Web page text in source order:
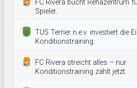
FC Rivera bucht Rehazentrum
Spieler.
TUS Terrier n.e.v. investiert die
Konditionstraining.
FC Rivera streicht alles – nur
Konditionstraining zählt jetzt.